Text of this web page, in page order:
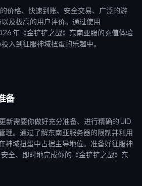
价格、快速到账、安全交易、广泛的游
及极高的用户评价。通过使用
年《金铲铲之战》东南亚服的充值体验
入到征服神域扭蛋的乐趣中。
备
新需要你做好充分准备、进行精确的 UID
理。通过了解东南亚服务器的限制并利用
神域扭蛋中占据主导地位。准备好征服神
全、即时地完成你的《金铲铲之战》东